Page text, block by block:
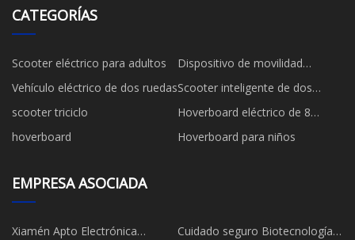
CATEGORÍAS
Scooter eléctrico para adultos
Dispositivo de movilidad
personal
Vehículo eléctrico de dos ruedasScooter inteligente de dos
ruedas
scooter triciclo
Hoverboard eléctrico de 8
pulgadas
hoverboard Hoverboard para niños
EMPRESA ASOCIADA
Xiamén Apto Electrónica
Cuidado seguro Biotecnología